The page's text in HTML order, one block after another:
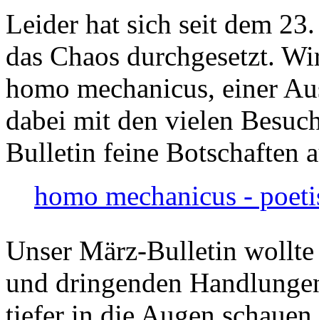
Leider hat sich seit dem
das Chaos durchgesetzt.
homo mechanicus, einer
dabei mit den vielen
Bulletin feine Botschaften
homo mechanicus -
Unser März-Bulletin
und dringenden